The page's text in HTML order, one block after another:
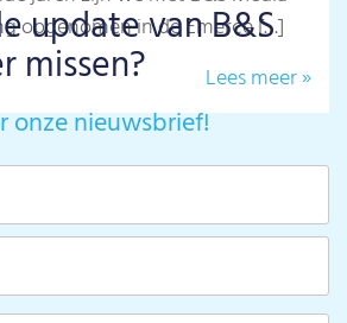
opgenomen in de Emerce […]
Lees meer »
update van B&S
missen?
onze nieuwsbrief!